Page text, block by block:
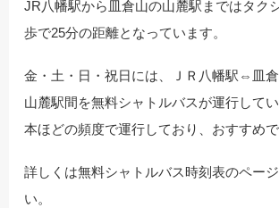
JR八幡駅から皿倉山の山麓駅まではタク
歩で25分の距離となっています。
金・土・日・祝日には、ＪＲ八幡駅⇔皿
山麓駅間を無料シャトルバスが運行して
本ほどの頻度で運行しており、おすすめで
詳しくは無料シャトルバス時刻表のペー
い。